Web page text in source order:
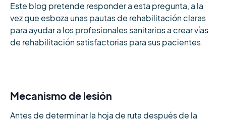
Este blog pretende responder a esta pregunta, a la
vez que esboza unas pautas de rehabilitación claras
para ayudar a los profesionales sanitarios a crear vías
de rehabilitación satisfactorias para sus pacientes.
Mecanismo de lesión
Antes de determinar la hoja de ruta después de la